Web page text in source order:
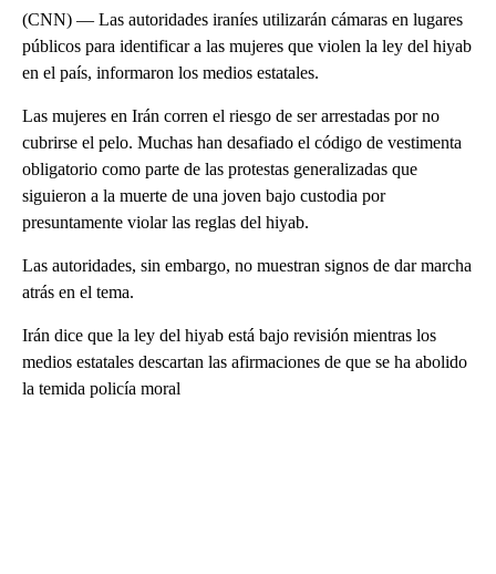
(CNN) — Las autoridades iraníes utilizarán cámaras en lugares
públicos para identificar a las mujeres que violen la ley del hiyab
en el país, informaron los medios estatales.
Las mujeres en Irán corren el riesgo de ser arrestadas por no
cubrirse el pelo. Muchas han desafiado el código de vestimenta
obligatorio como parte de las protestas generalizadas que
siguieron a la muerte de una joven bajo custodia por
presuntamente violar las reglas del hiyab.
Las autoridades, sin embargo, no muestran signos de dar marcha
atrás en el tema.
Irán dice que la ley del hiyab está bajo revisión mientras los
medios estatales descartan las afirmaciones de que se ha abolido
la temida policía moral